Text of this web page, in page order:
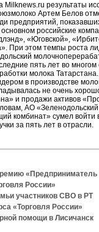
Milknews.ru результаты
Артем Белов
предприятий,
российские
«Юговской»,
При этом темпы роста
пять лет во многом
молока
в производстве
не очень
и продажи активов
АО «Зеленодольский
комбинат» сумел войти
за пять лет в отрасли.
«Предприниматель
России»
участников СВО в РТ
«Торговля России»
помощи в Лисичанск